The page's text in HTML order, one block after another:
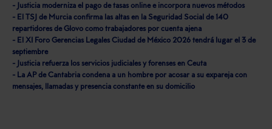
- Justicia moderniza el pago de tasas online e incorpora nuevos métodos
- El TSJ de Murcia confirma las altas en la Seguridad Social de 140
repartidores de Glovo como trabajadores por cuenta ajena
- El XI Foro Gerencias Legales Ciudad de México 2026 tendrá lugar el 3 de
septiembre
- Justicia refuerza los servicios judiciales y forenses en Ceuta
- La AP de Cantabria condena a un hombre por acosar a su expareja con
mensajes, llamadas y presencia constante en su domicilio